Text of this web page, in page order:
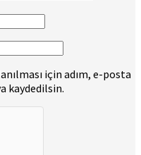
için adım, e-posta
kaydedilsin.